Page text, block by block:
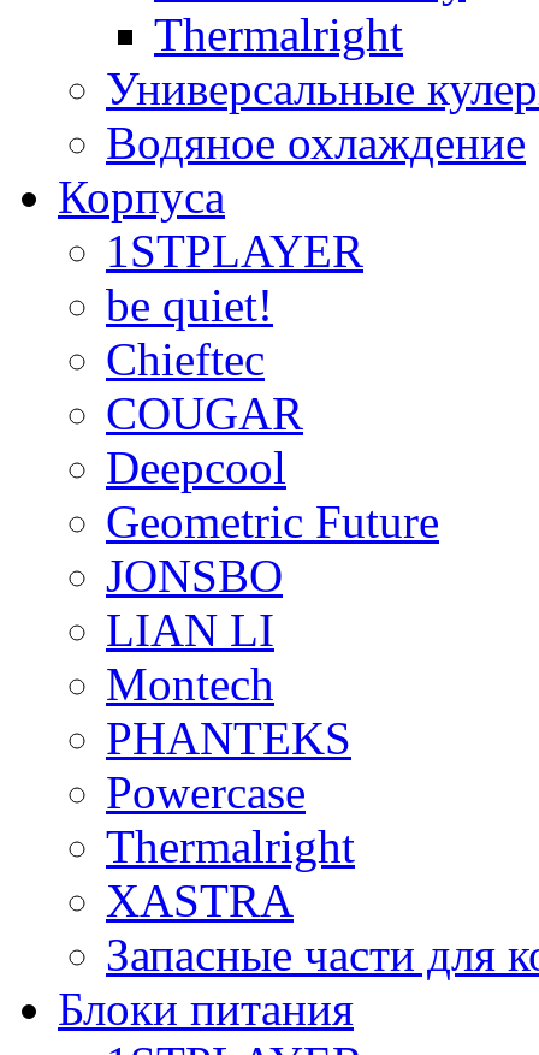
Thermalright
Универсальные
Водяное охлаждение
Корпуса
1STPLAYER
be quiet!
Chieftec
COUGAR
Deepcool
Geometric Future
JONSBO
LIAN LI
Montech
PHANTEKS
Powercase
Thermalright
XASTRA
Запасные части для
Блоки питания